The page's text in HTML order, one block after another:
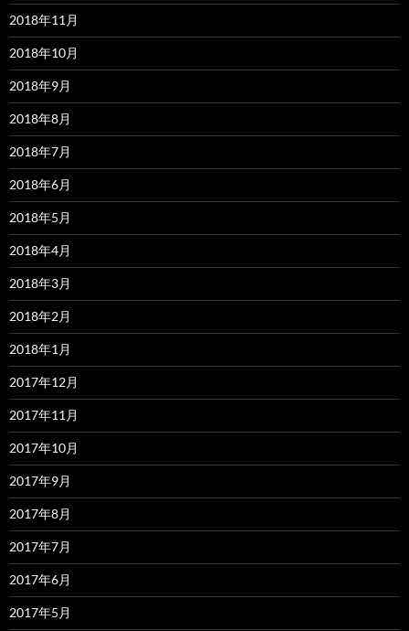
2018年11月
2018年10月
2018年9月
2018年8月
2018年7月
2018年6月
2018年5月
2018年4月
2018年3月
2018年2月
2018年1月
2017年12月
2017年11月
2017年10月
2017年9月
2017年8月
2017年7月
2017年6月
2017年5月